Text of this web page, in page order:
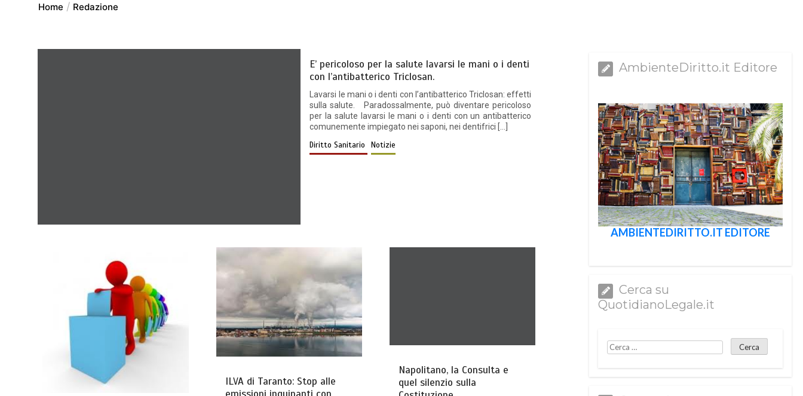
Home Redazione
E’ pericoloso per la salute lavarsi le mani o i denti
con l’antibatterico Triclosan.
Lavarsi le mani o i denti con l’antibatterico Triclosan: effetti
sulla salute. Paradossalmente, può diventare pericoloso
per la salute lavarsi le mani o i denti con un antibatterico
comunemente impiegato nei saponi, nei dentifrici […]
Diritto Sanitario
Notizie
ILVA di Taranto: Stop alle
Napolitano, la Consulta e
quel silenzio sulla
AmbienteDiritto.it Editore
AMBIENTEDIRITTO.IT EDITORE
Cerca su
QuotidianoLegale.it